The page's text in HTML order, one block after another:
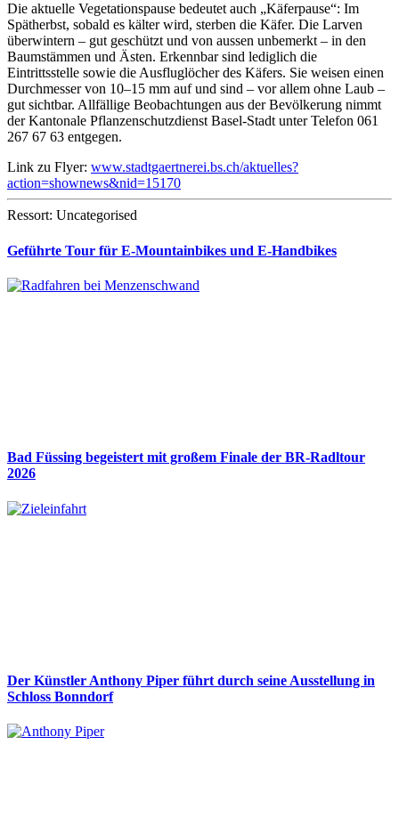
Die aktuelle Vegetationspause bedeutet auch „Käferpause“: Im
Spätherbst, sobald es kälter wird, sterben die Käfer. Die Larven
überwintern – gut geschützt und von aussen unbemerkt – in den
Baumstämmen und Ästen. Erkennbar sind lediglich die
Eintrittsstelle sowie die Ausfluglöcher des Käfers. Sie weisen einen
Durchmesser von 10–15 mm auf und sind – vor allem ohne Laub –
gut sichtbar. Allfällige Beobachtungen aus der Bevölkerung nimmt
der Kantonale Pflanzenschutzdienst Basel-Stadt unter Telefon 061
267 67 63 entgegen.
Link zu Flyer: www.stadtgaertnerei.bs.ch/aktuelles?
action=shownews&nid=15170
Ressort: Uncategorised
Geführte Tour für E-Mountainbikes und E-Handbikes
Bad Füssing begeistert mit großem Finale der BR-Radltour
2026
Der Künstler Anthony Piper führt durch seine Ausstellung in
Schloss Bonndorf